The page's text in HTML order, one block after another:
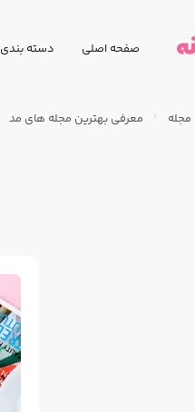
صفحه اصلی دسته بندی
مجله معرفی بهترین مجله های مد